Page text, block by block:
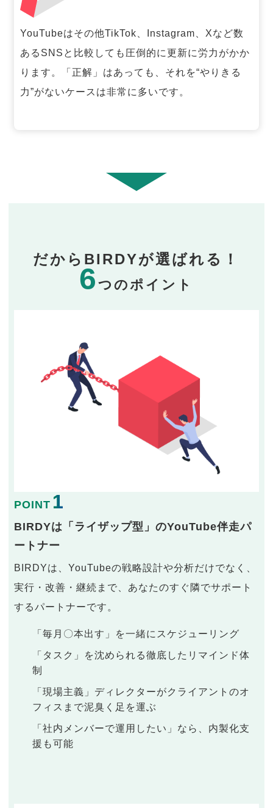
YouTubeはその他TikTok、Instagram、Xなど数
あるSNSと比較しても圧倒的に更新に労力がかか
ります。「正解」はあっても、それを“やりきる
力”がないケースは非常に多いです。
だからBIRDYが選ばれる！
6つのポイント
POINT 1
BIRDYは「ライザップ型」のYouTube伴走パ
ートナー
BIRDYは、YouTubeの戦略設計や分析だけでなく、
実行・改善・継続まで、あなたのすぐ隣でサポート
するパートナーです。
「毎月〇本出す」を一緒にスケジューリング
「タスク」を沈められる徹底したリマインド体
制
「現場主義」ディレクターがクライアントのオ
フィスまで泥臭く足を運ぶ
「社内メンバーで運用したい」なら、内製化支
援も可能